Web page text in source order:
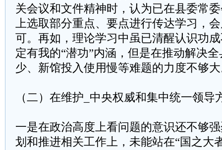
关会议和文件精神时，认为已在县委常
上选取部分重点、要点进行传达学习，
可。再如，理论学习中虽已清醒认识功
定有我的“潜功”内涵，但是在推动解决
少、新馆投入使用慢等难题的力度不够
（二）在维护_中央权威和集中统一领导
一是在政治高度上看问题的意识还不够
划和推进相关工作上，未能站在“国之大